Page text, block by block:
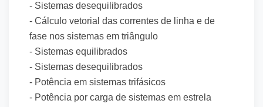
- Sistemas desequilibrados
- Cálculo vetorial das correntes de linha e de
fase nos sistemas em triângulo
- Sistemas equilibrados
- Sistemas desequilibrados
- Potência em sistemas trifásicos
- Potência por carga de sistemas em estrela